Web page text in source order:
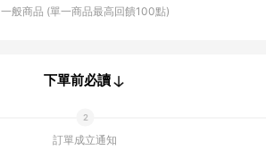
一般商品 (單一商品最高回饋100點)
下單前必讀
訂單成立通知